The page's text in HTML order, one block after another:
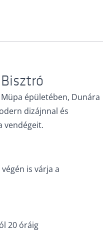
Müpa épületében, Dunára
dizájnnal és
vendégeit.
is várja a
20 óráig